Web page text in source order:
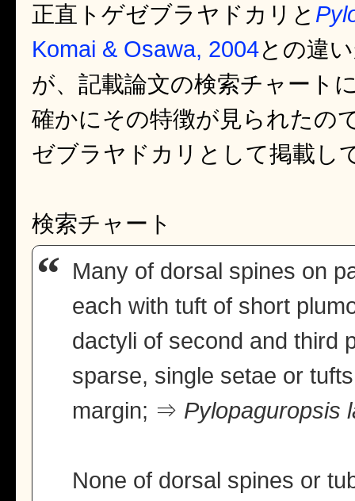
正直トゲゼブラヤドカリと
Komai & Osawa, 2004との違
が、記載論文の検索チャート
確かにその特徴が見られたの
ゼブラヤドカリとして掲載し
検索チャート
Many of dorsal spines on
each with tuft of short
dactyli of second and third
sparse, single setae or
margin; ⇒ Pylopaguropsis
None of dorsal spines or